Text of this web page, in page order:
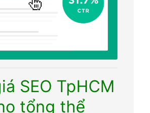
SEO TpHCM
tổng thể